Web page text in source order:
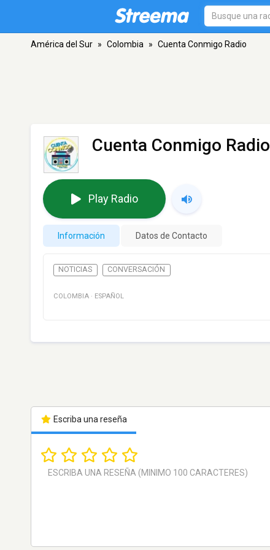
América del Sur » Colombia » Cuenta Conmigo Radio
Cuenta Conmigo Radio
Play Radio
Información Datos de Contacto
NOTICIAS CONVERSACIÓN
COLOMBIA · ESPAÑOL
Escriba una reseña